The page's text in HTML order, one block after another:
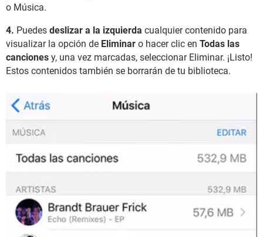
o Música.
4. Puedes deslizar a la izquierda cualquier contenido para
visualizar la opción de Eliminar o hacer clic en Todas las
canciones y, una vez marcadas, seleccionar Eliminar. ¡Listo!
Estos contenidos también se borrarán de tu biblioteca.